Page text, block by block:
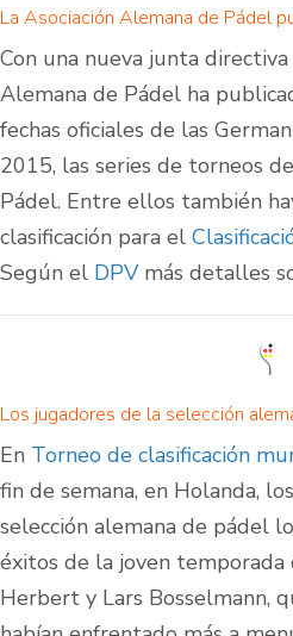
Con una nueva junta
Alemana de Pádel ha
fechas oficiales de las
2015, las series de torneos
Pádel. Entre ellos también
clasificación para el
Según el DPVmás detalles
En Torneo de clasificación
fin de semana, en Holanda,
selección alemana de pádel
éxitos de la joven temporada
Herbert y Lars Bosselmann,